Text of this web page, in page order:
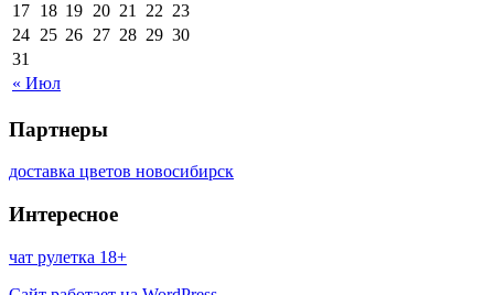
« Июл
17 18 19 20 21 22 23
24 25 26 27 28 29 30
31
Партнеры
доставка цветов новосибирск
Интересное
чат рулетка 18+